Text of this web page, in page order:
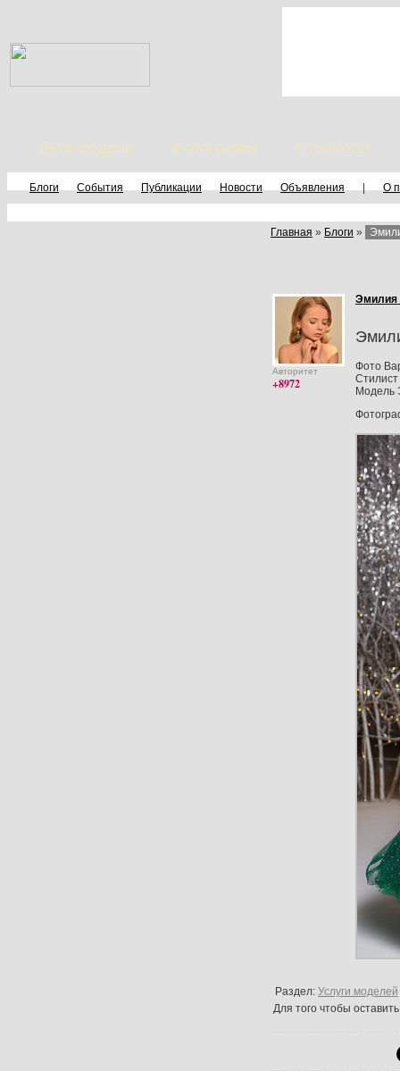
Дети модели Фотографы Стилисты
Блоги События Публикации Новости Объявления | О
Главная » Блоги »
Авторитет
+8972
Эмилия
Фото
Стилист
Модель
Раздел: Услуги моделей
Для того чтобы